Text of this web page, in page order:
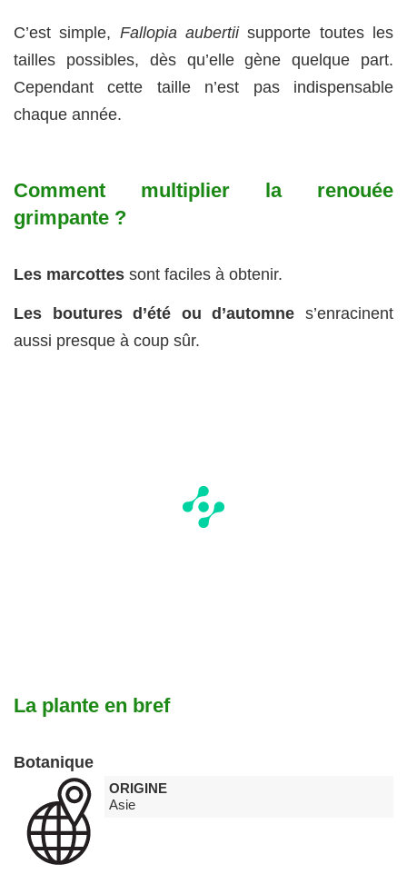
C’est simple, Fallopia aubertiisupporte toutes les
tailles possibles, dès qu’elle gène quelque part.
Cependant cette taille n’est pas indispensable
chaque année.
Comment multiplier la renouée
grimpante ?
Les marcottes sont faciles à obtenir.
Les boutures d’été ou d’automne s’enracinent
aussi presque à coup sûr.
La plante en bref
Botanique
ORIGINE
Asie